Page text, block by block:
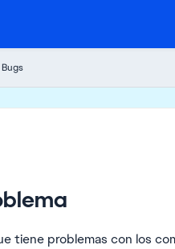
tiene problemas con los